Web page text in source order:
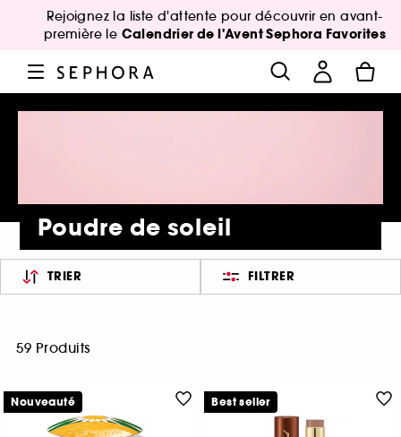
Rejoignez la liste d'attente pour découvrir en avant-
première le Calendrier de l'Avent Sephora Favorites
Poudre de soleil
TRIER FILTRER
59 Produits
Nouveauté Best seller